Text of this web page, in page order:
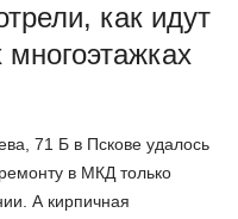
как идут
71 Б в Пскове удалось
в МКД только
А кирпичная